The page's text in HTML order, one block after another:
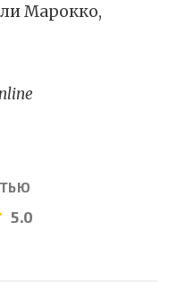
Марокко,
5.0